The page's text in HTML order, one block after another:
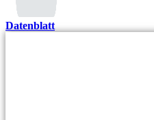
Datenblatt